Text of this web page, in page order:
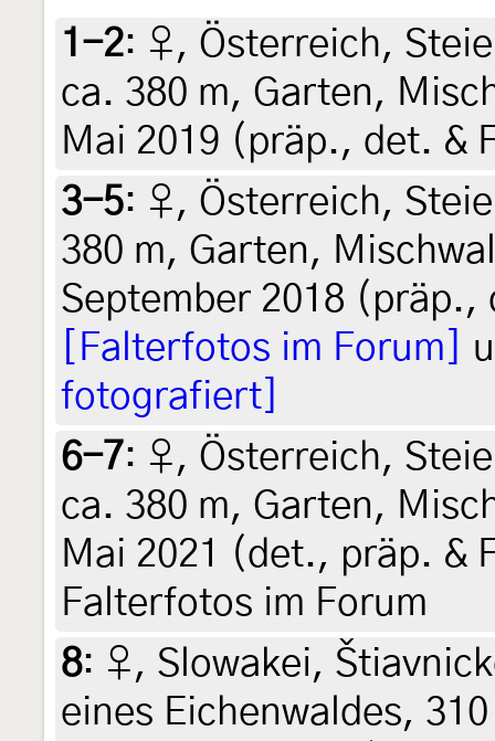
1-2: ♀, Österreich,
ca. 380 m, Garten,
Mai 2019 (präp., det. &
3-5: ♀, Österreich,
380 m, Garten,
September 2018
[Falterfotos im Forum]
fotografiert]
6-7: ♀, Österreich,
ca. 380 m, Garten,
Mai 2021 (det., präp. &
Falterfotos im Forum
8: ♀, Slowakei,
eines Eichenwaldes,